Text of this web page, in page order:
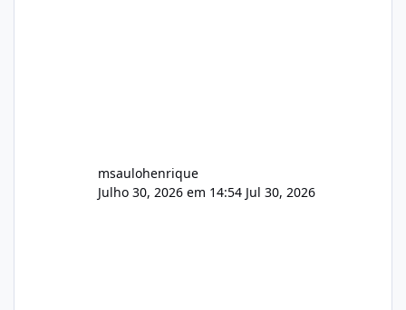
msaulohenrique
Julho 30, 2026 em 14:54 Jul 30, 2026